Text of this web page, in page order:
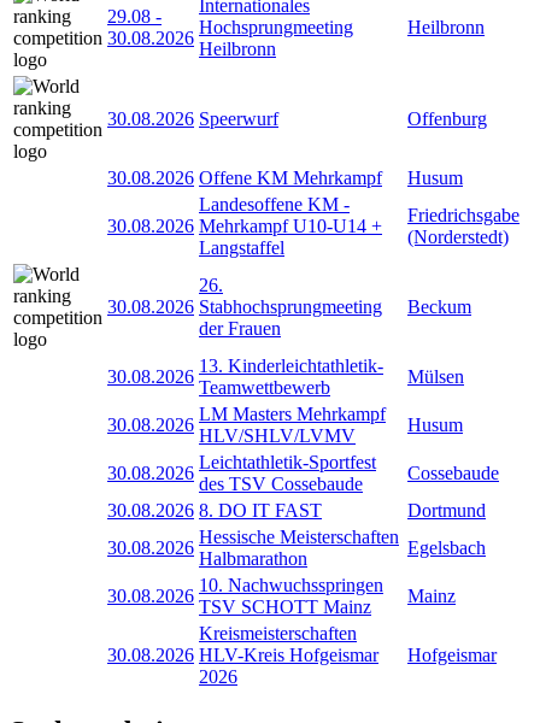
29.08 -
30.08.2026
Internationales
Hochsprungmeeting
Heilbronn
Heilbronn
30.08.2026 Speerwurf Offenburg
30.08.2026 Offene KM Mehrkampf Husum
30.08.2026
Landesoffene KM -
Mehrkampf U10-U14 +
Langstaffel
Friedrichsgabe
(Norderstedt)
30.08.2026
26.
Stabhochsprungmeeting
der Frauen
Beckum
30.08.2026
13. Kinderleichtathletik-
Teamwettbewerb
Mülsen
30.08.2026
LM Masters Mehrkampf
HLV/SHLV/LVMV
Husum
30.08.2026
Leichtathletik-Sportfest
des TSV Cossebaude
Cossebaude
30.08.2026 8. DO IT FAST
Dortmund
30.08.2026
Hessische Meisterschaften
Halbmarathon
Egelsbach
30.08.2026
10. Nachwuchsspringen
TSV SCHOTT Mainz
Mainz
30.08.2026
Kreismeisterschaften
HLV-Kreis Hofgeismar
2026
Hofgeismar